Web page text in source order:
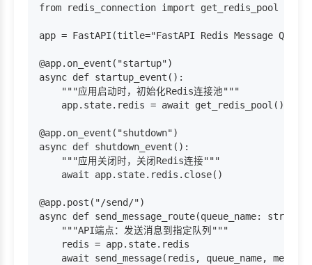
from redis_connection import get_redis_pool
app = FastAPI(title="FastAPI Redis Message Queue
@app.on_event("startup")
async def startup_event():
    """应用启动时，初始化Redis连接池"""
    app.state.redis = await get_redis_pool()
@app.on_event("shutdown")
async def shutdown_event():
    """应用关闭时，关闭Redis连接"""
    await app.state.redis.close()
@app.post("/send/")
async def send_message_route(queue_name: str,
    """API端点：发送消息到指定队列"""
    redis = app.state.redis
await send_message(redis, queue_name,